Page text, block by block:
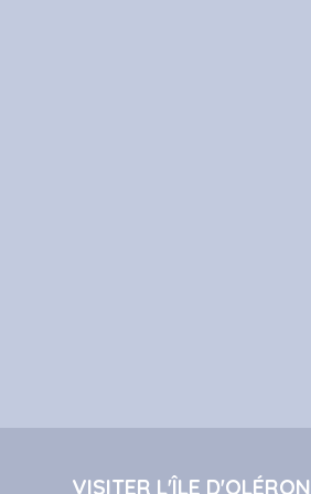
VISITER L'ÎLE D'OLÉRON